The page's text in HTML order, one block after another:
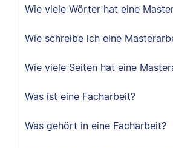
Wie viele Wörter hat eine
Wie schreibe ich eine
Wie viele Seiten hat eine
Was ist eine Facharbeit?
Was gehört in eine Facharbeit?